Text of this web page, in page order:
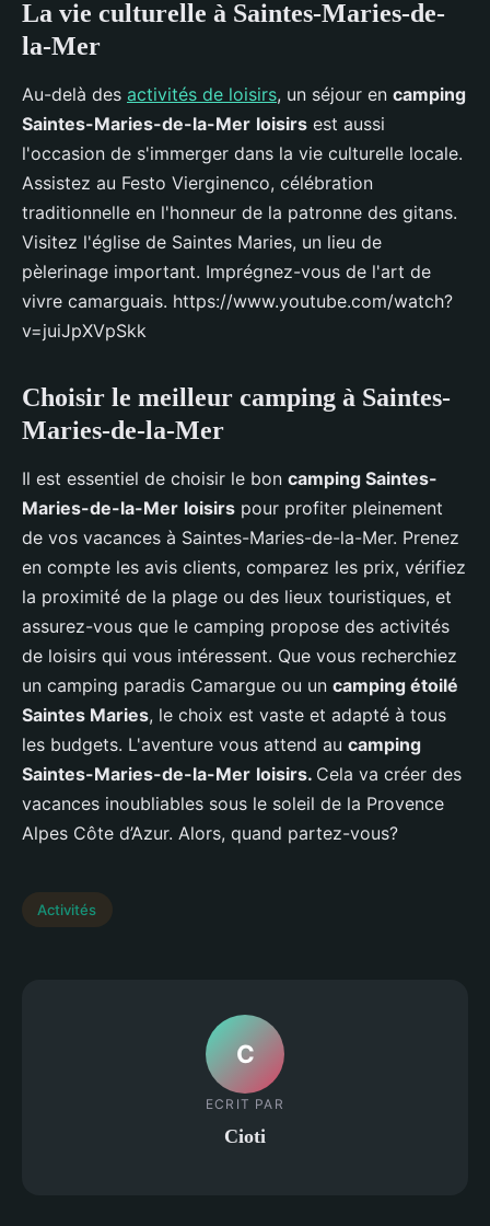
La vie culturelle à Saintes-Maries-de-
la-Mer
Au-delà des activités de loisirs, un séjour en camping
Saintes-Maries-de-la-Mer loisirs est aussi
l'occasion de s'immerger dans la vie culturelle locale.
Assistez au Festo Vierginenco, célébration
traditionnelle en l'honneur de la patronne des gitans.
Visitez l'église de Saintes Maries, un lieu de
pèlerinage important. Imprégnez-vous de l'art de
vivre camarguais. https://www.youtube.com/watch?
v=juiJpXVpSkk
Choisir le meilleur camping à Saintes-
Maries-de-la-Mer
Il est essentiel de choisir le bon camping Saintes-
Maries-de-la-Mer loisirs pour profiter pleinement
de vos vacances à Saintes-Maries-de-la-Mer. Prenez
en compte les avis clients, comparez les prix, vérifiez
la proximité de la plage ou des lieux touristiques, et
assurez-vous que le camping propose des activités
de loisirs qui vous intéressent. Que vous recherchiez
un camping paradis Camargue ou un camping étoilé
Saintes Maries, le choix est vaste et adapté à tous
les budgets. L'aventure vous attend au camping
Saintes-Maries-de-la-Mer loisirs. Cela va créer des
vacances inoubliables sous le soleil de la Provence
Alpes Côte d’Azur. Alors, quand partez-vous?
Activités
C
ECRIT PAR
Cioti